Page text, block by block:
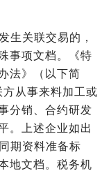
生关联交易的，
事项文档。《特
法》（以下简
从事来料加工或
分销、合约研发
。上述企业如出
期资料准备标
地文档。税务机